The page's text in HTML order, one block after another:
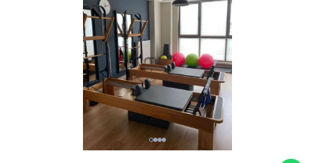
Whatsapp ile Mesaj Gönder